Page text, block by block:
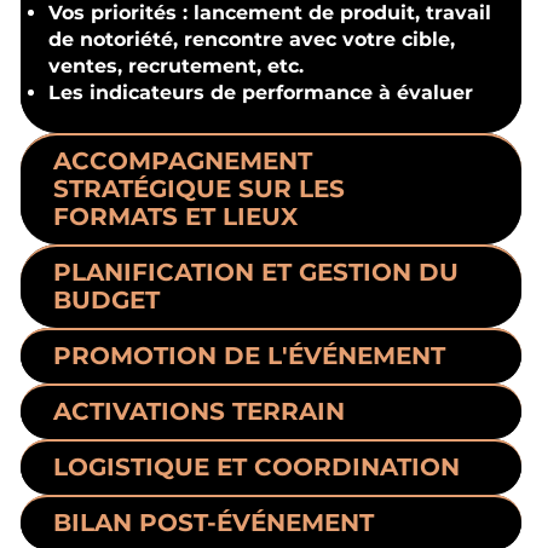
Vos priorités : lancement de produit, travail
de notoriété, rencontre avec votre cible,
ventes, recrutement, etc.
Les indicateurs de performance à évaluer
ACCOMPAGNEMENT
STRATÉGIQUE SUR LES
FORMATS ET LIEUX
PLANIFICATION ET GESTION DU
BUDGET
PROMOTION DE L'ÉVÉNEMENT
ACTIVATIONS TERRAIN
LOGISTIQUE ET COORDINATION
BILAN POST-ÉVÉNEMENT